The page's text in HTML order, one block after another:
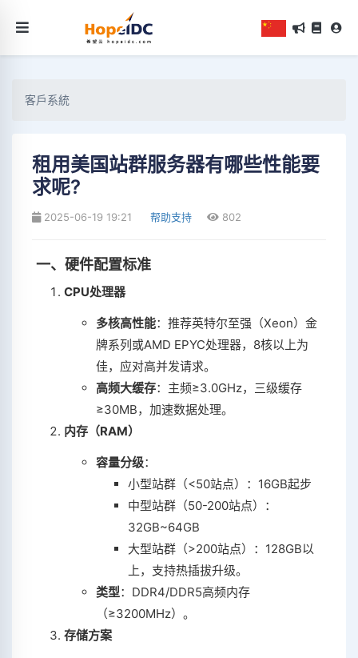
客戶系統
租用美国站群服务器有哪些性能要
求呢?
2025-06-19 19:21 帮助支持 802
一、硬件配置标准
CPU处理器
多核高性能‌：推荐英特尔至强（Xeon）金
牌系列或AMD EPYC处理器，8核以上为
佳，应对高并发请求。
高频大缓存‌：主频≥3.0GHz，三级缓存
≥30MB，加速数据处理。
内存（RAM）
容量分级‌：
小型站群（<50站点）：16GB起步
中型站群（50-200站点）：
32GB~64GB
大型站群（>200站点）：128GB以
上，支持热插拔升级。
类型‌：DDR4/DDR5高频内存
（≥3200MHz）。
存储方案